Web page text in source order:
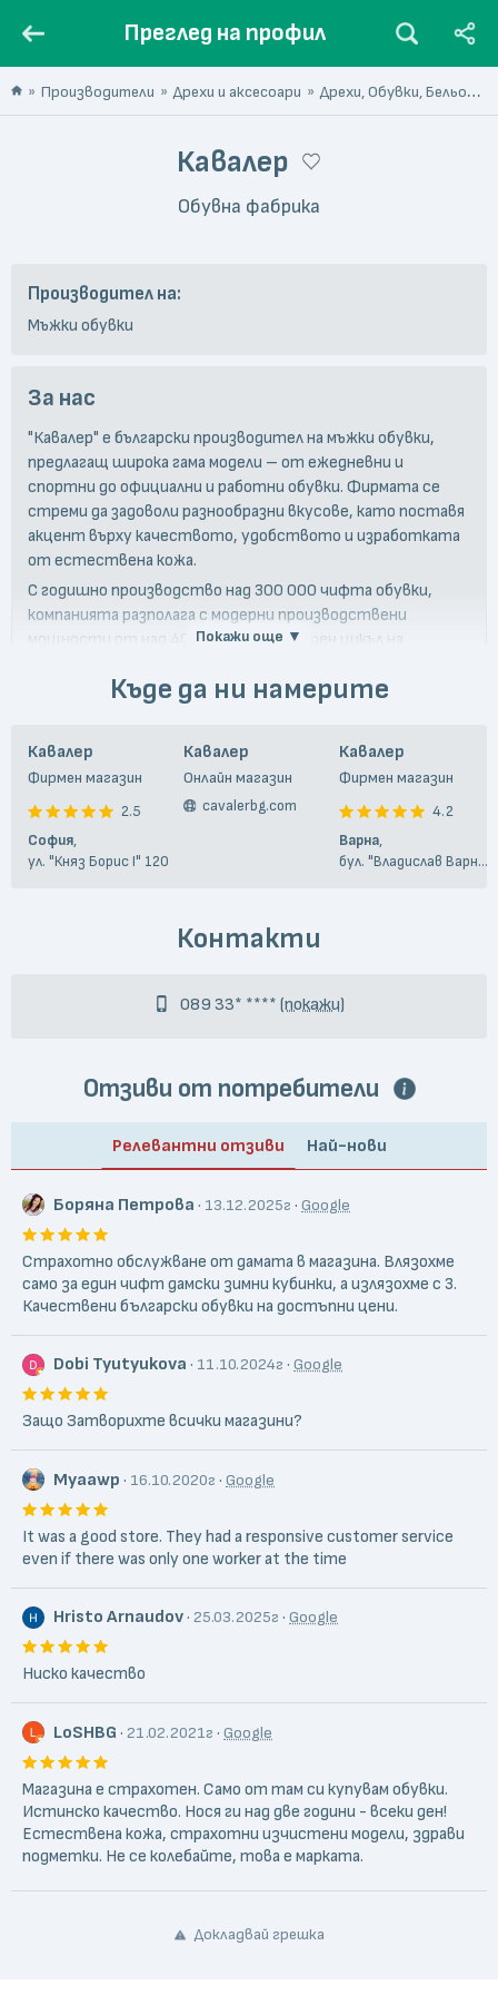
Преглед на профил
Производители Дрехи и аксесоари Дрехи, Обувки, Бельо
Кавалер
Обувна фабрика
Производител на:
Мъжки обувки
За нас
"Кавалер" е български производител на мъжки обувки,
предлагащ широка гама модели – от ежедневни и
спортни до официални и работни обувки. Фирмата се
стреми да задоволи разнообразни вкусове, като поставя
акцент върху качеството, удобството и изработката
от естествена кожа.
С годишно производство над 300 000 чифта обувки,
компанията разполага с модерни производствени
мощности от над 4000 кв.м. и затворен цикъл на
дълготрайност на продуктите.
Покажи още ▼
Къде да ни намерите
Кавалер
Фирмен магазин
2.5
София,
ул. "Княз Борис I" 120
Кавалер
Онлайн магазин
cavalerbg.com
Кавалер
Фирмен магазин
4.2
Варна,
бул. "Владислав Варненчик" 31
Контакти
089 33* **** (покажи)
Отзиви от потребители
Релевантни отзиви Най-нови
Боряна Петрова · 13.12.2025г · Google
Страхотно обслужване от дамата в магазина. Влязохме
само за един чифт дамски зимни кубинки, а излязохме с 3.
Качествени български обувки на достъпни цени.
Dobi Tyutyukova · 11.10.2024г · Google
Защо Затворихте всички магазини?
Myaawp · 16.10.2020г · Google
It was a good store. They had a responsive customer service
even if there was only one worker at the time
Hristo Arnaudov· 25.03.2025г · Google
Ниско качество
LoSHBG · 21.02.2021г · Google
Магазина е страхотен. Само от там си купувам обувки.
Истинско качество. Нося ги над две години - всеки ден!
Естествена кожа, страхотни изчистени модели, здрави
подметки. Не се колебайте, това е марката.
Докладвай грешка